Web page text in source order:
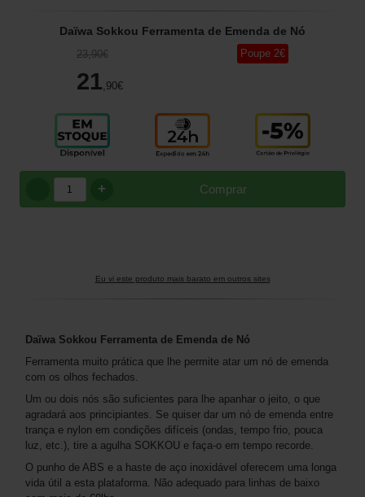
Daïwa Sokkou Ferramenta de Emenda de Nó
23,90€
21 ,90€
Poupe 2€
Comprar
+
Eu vi este produto mais barato em outros sites
Daïwa Sokkou Ferramenta de Emenda de Nó
Ferramenta muito prática que lhe permite atar um nó de emenda
com os olhos fechados.
Um ou dois nós são suficientes para lhe apanhar o jeito, o que
agradará aos principiantes. Se quiser dar um nó de emenda entre
trança e nylon em condições difíceis (ondas, tempo frio, pouca
luz, etc.), tire a agulha SOKKOU e faça-o em tempo recorde.
O punho de ABS e a haste de aço inoxidável oferecem uma longa
vida útil a esta plataforma. Não adequado para linhas de baixo